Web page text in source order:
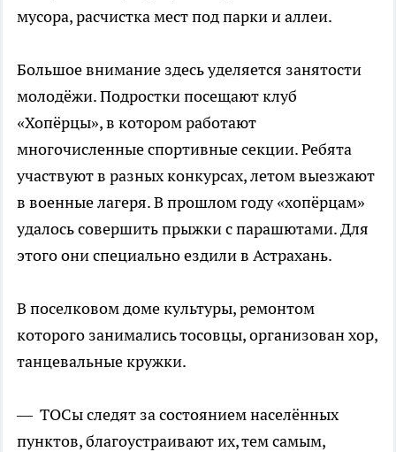
мусора, расчистка мест под парки и аллеи.
Большое внимание здесь уделяется занятости
молодёжи. Подростки посещают клуб
«Хопёрцы», в котором работают
многочисленные спортивные секции. Ребята
участвуют в разных конкурсах, летом выезжают
в военные лагеря. В прошлом году «хопёрцам»
удалось совершить прыжки с парашютами. Для
этого они специально ездили в Астрахань.
В поселковом доме культуры, ремонтом
которого занимались тосовцы, организован хор,
танцевальные кружки.
— ТОСы следят за состоянием населённых
пунктов, благоустраивают их, тем самым,